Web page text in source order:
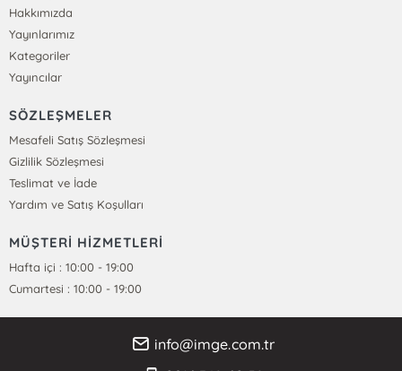
Hakkımızda
Yayınlarımız
Kategoriler
Yayıncılar
SÖZLEŞMELER
Mesafeli Satış Sözleşmesi
Gizlilik Sözleşmesi
Teslimat ve İade
Yardım ve Satış Koşulları
MÜŞTERİ HİZMETLERİ
Hafta içi : 10:00 - 19:00
Cumartesi : 10:00 - 19:00
info@imge.com.tr